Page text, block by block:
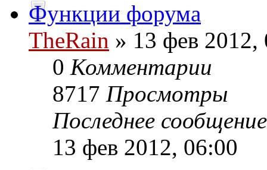
Функции форума
TheRain » 13 фев 2012,
0 Комментарии
8717 Просмотры
Последнее
13 фев 2012, 06:00